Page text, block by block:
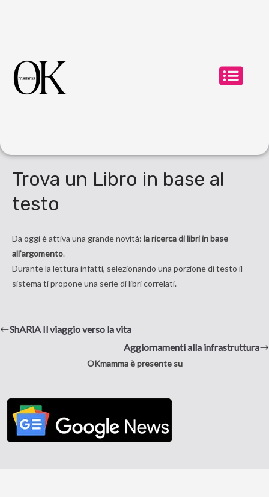
Trova un Libro in base al
testo
Da oggi è attiva una grande novità: la ricerca di libri in base
all’argomento.
Durante la lettura infatti, selezionando una porzione di testo il
sistema ti propone una serie di libri correlati.
ShARiA Il viaggio verso la vita
Aggiornamenti alla infrastruttura
OKmamma è presente su